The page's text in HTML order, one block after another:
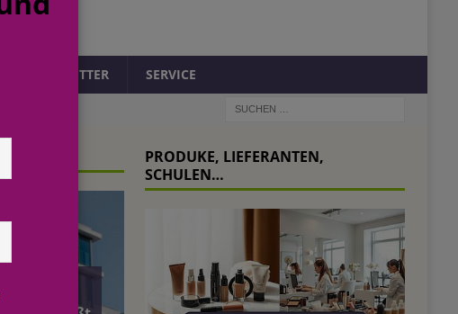
NEWSLETTER SERVICE
PRODUKE, LIEFERANTEN,
SCHULEN…